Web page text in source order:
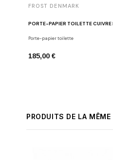
FROST DENMARK
Porte-papier toilette
185,00 €
PRODUITS DE LA MÊME